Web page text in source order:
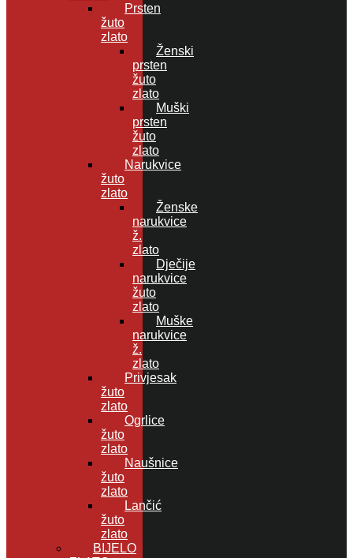
Prsten
žuto
zlato
Ženski
prsten
žuto
zlato
Muški
prsten
žuto
zlato
Narukvice
žuto
zlato
Ženske
narukvice
ž.
zlato
Dječije
narukvice
žuto
zlato
Muške
narukvice
ž.
zlato
Privjesak
žuto
zlato
Ogrlice
žuto
zlato
Naušnice
žuto
zlato
Lančić
žuto
zlato
BIJELO